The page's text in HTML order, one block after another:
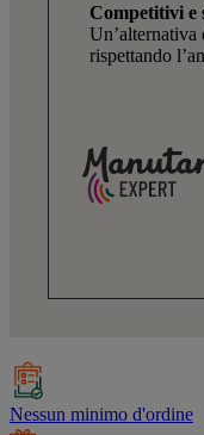
Competitivi e
Un’alternativa
rispettando
Nessun minimo d'ordine